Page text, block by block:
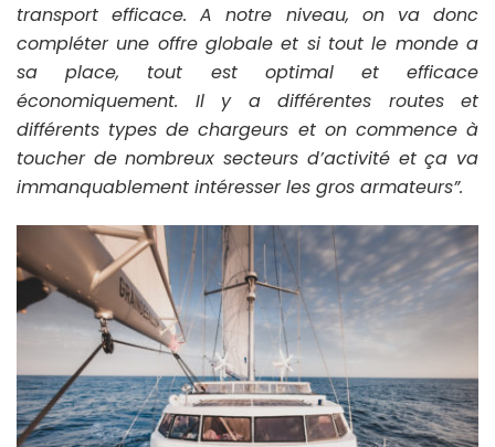
transport efficace. A notre niveau, on va donc
compléter une offre globale et si tout le monde a
sa place, tout est optimal et efficace
économiquement. Il y a différentes routes et
différents types de chargeurs et on commence à
toucher de nombreux secteurs d’activité et ça va
immanquablement intéresser les gros armateurs”.